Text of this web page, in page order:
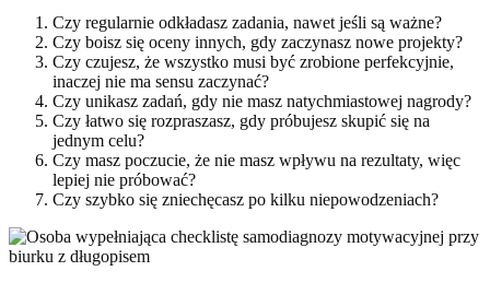
Czy regularnie odkładasz zadania, nawet jeśli są ważne?
Czy boisz się oceny innych, gdy zaczynasz nowe projekty?
Czy czujesz, że wszystko musi być zrobione perfekcyjnie,
inaczej nie ma sensu zaczynać?
Czy unikasz zadań, gdy nie masz natychmiastowej nagrody?
Czy łatwo się rozpraszasz, gdy próbujesz skupić się na
jednym celu?
Czy masz poczucie, że nie masz wpływu na rezultaty, więc
lepiej nie próbować?
Czy szybko się zniechęcasz po kilku niepowodzeniach?